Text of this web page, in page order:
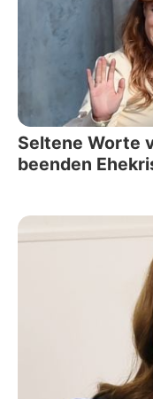
Seltene Worte
beenden